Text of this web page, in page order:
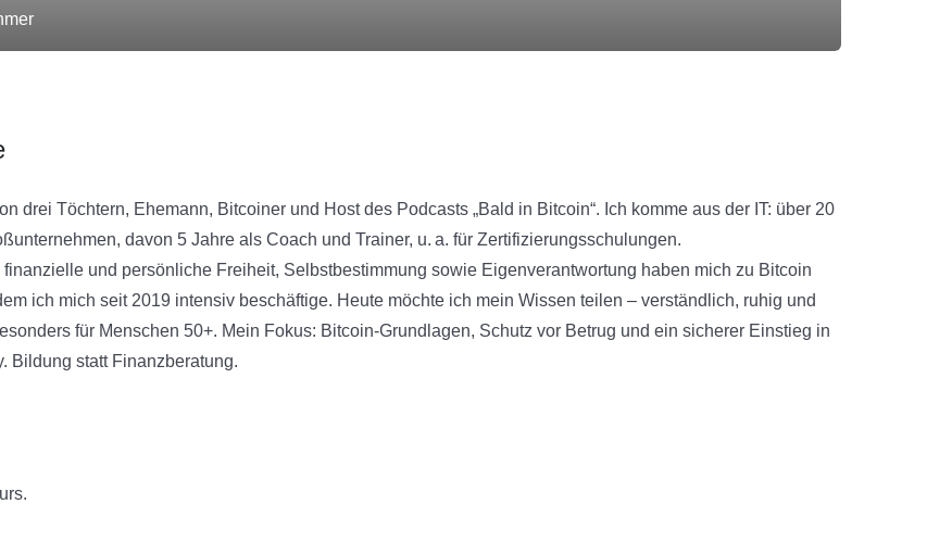
drei Töchtern, Ehemann, Bitcoiner und Host des Podcasts „Bald in Bitcoin“. Ich komme aus der IT: über 20
davon 5 Jahre als Coach und Trainer, u. a. für Zertifizierungsschulungen.
finanzielle und persönliche Freiheit, Selbstbestimmung sowie Eigenverantwortung haben mich zu Bitcoin
ich mich seit 2019 intensiv beschäftige. Heute möchte ich mein Wissen teilen – verständlich, ruhig und
für Menschen 50+. Mein Fokus: Bitcoin‑Grundlagen, Schutz vor Betrug und ein sicherer Einstieg in
Bildung statt Finanzberatung.